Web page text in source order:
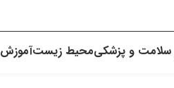
سلامت و پزشکیمحیط زیستآموزش